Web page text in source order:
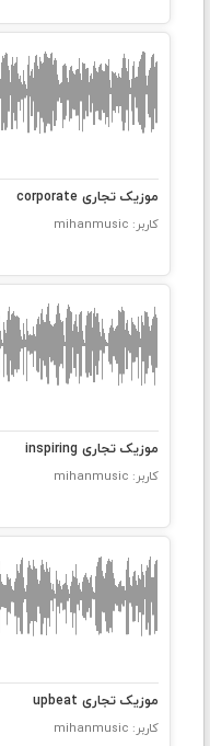
موزیک تجاری corporate
کاربر: mihanmusic
موزیک تجاری inspiring
کاربر: mihanmusic
موزیک تجاری upbeat
کاربر: mihanmusic